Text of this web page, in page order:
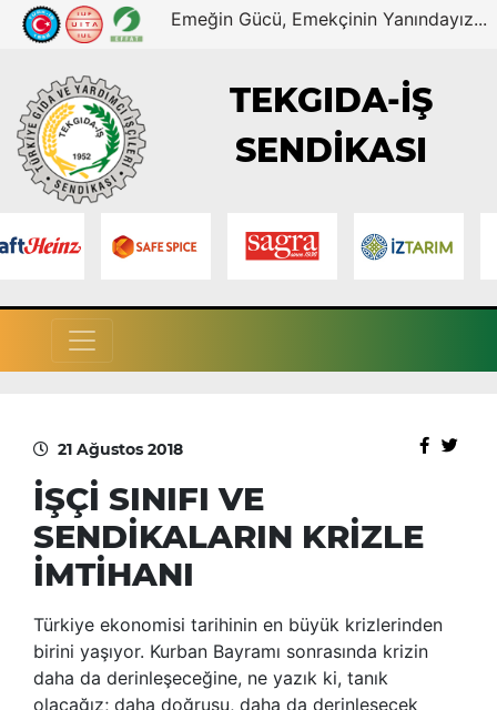
Emeğin Gücü, Emekçinin Yanındayız...
TEKGIDA-İŞ
SENDİKASI
21 Ağustos 2018
İŞÇİ SINIFI VE
SENDİKALARIN KRİZLE
İMTİHANI
Türkiye ekonomisi tarihinin en büyük krizlerinden
birini yaşıyor. Kurban Bayramı sonrasında krizin
daha da derinleşeceğine, ne yazık ki, tanık
olacağız; daha doğrusu, daha da derinleşecek